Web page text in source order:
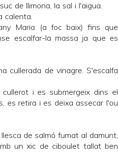
de llimona, la sal i l'aigua.
calenta.
Maria (a foc baix) fins que
escalfar-la massa ja que es
cullerada de vinagre. S'escalfa
i es submergeix dins el
es retira i es deixa assecar l'ou
de salmó fumat al damunt,
un xic de ciboulet tallat ben